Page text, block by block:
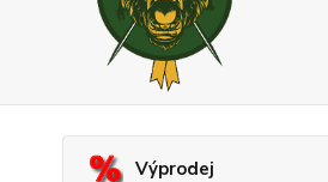
Výprodej